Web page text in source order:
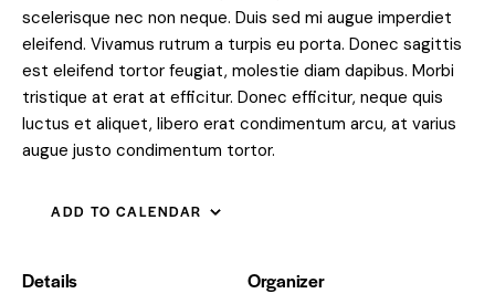
scelerisque nec non neque. Duis sed mi augue imperdiet
eleifend. Vivamus rutrum a turpis eu porta. Donec sagittis
est eleifend tortor feugiat, molestie diam dapibus. Morbi
tristique at erat at efficitur. Donec efficitur, neque quis
luctus et aliquet, libero erat condimentum arcu, at varius
augue justo condimentum tortor.
ADD TO CALENDAR
Details Organizer